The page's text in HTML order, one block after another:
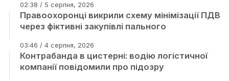
02:38 / 5 серпня, 2026
Правоохоронці викрили схему мінімізації ПДВ
через фіктивні закупівлі пального
03:46 / 4 серпня, 2026
Контрабанда в цистерні: водію логістичної
компанії повідомили про підозру